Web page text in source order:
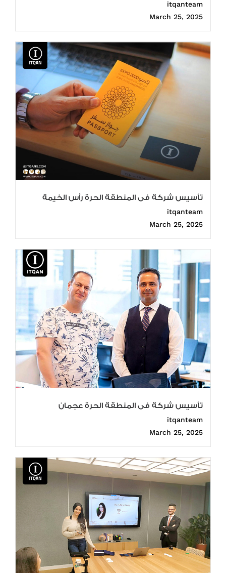
itqanteam
March 25, 2025
تأسيس شركة فى المنطقة الحرة رأس الخيمة
itqanteam
March 25, 2025
تأسيس شركة فى المنطقة الحرة عجمان
itqanteam
March 25, 2025